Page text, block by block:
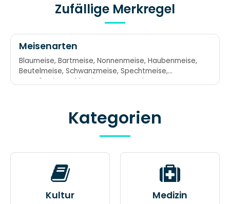
Zufällige Merkregel
Meisenarten
Blaumeise, Bartmeise, Nonnenmeise, Haubenmeise,
Beutelmeise, Schwanzmeise, Spechtmeise,
Sumpfmeise, Kohlmeise, Tannenmeise,
und Kohl, auf Tannen und Weiden - das Meisenvolk
ist gut zu leiden.Kategorien
Kultur Medizin